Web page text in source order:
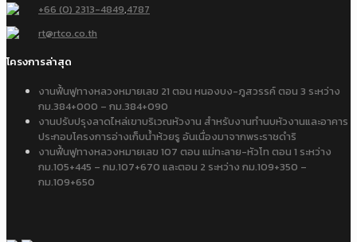
+66 (0) 2313-4849,4787
rt@rtco.co.th
โครงการล่าสุด
งานฟื้นฟูทางหลวงหมายเลข 21 ตอน หนองบง-ภูสวรรค์ ตอน 3 ระหว่าง
กม.384+000 – กม.384+090
งานปรับปรุงลาดไหล่เขาบริเวณหัวงาน สำหรับงานทำนบหัวงานและอาคาร
ประกอบโครงการอ่างเก็บน้ำห้วยรู อันเนื่องมาจากพระราชดำริ
งานฟื้นฟูทางหลวงหมายเลข 107 ตอน แม่ทะลาย-หัวโท ตอน 1 ระหว่าง
กม.105+445 – กม.107+670 และตอน 2 ระหว่าง กม.109+350 –
กม.109+650